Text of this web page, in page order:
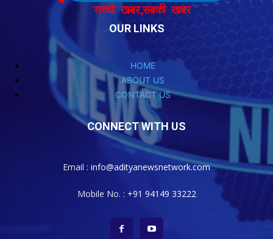
OUR LINKS
HOME
ABOUT US
CONTACT US
CONNECT WITH US
Email : info@adityanewsnetwork.com
Mobile No. : +91 94149 33222